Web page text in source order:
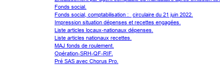
Fonds social.
Fonds social, comptabilisation : circulaire du 21 juin 2022.
Impression situation dépenses et recettes engagées.
Liste articles locaux-nationaux dépenses.
Liste articles nationaux recettes.
MAJ fonds de roulement.
Opération-SRH-QF-RIF.
Pré SAS avec Chorus Pro.